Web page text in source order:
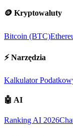
🪙 Kryptowaluty
Bitcoin (BTC)
⚡ Narzędzia
Kalkulator
🤖 AI
Ranking AI 2026